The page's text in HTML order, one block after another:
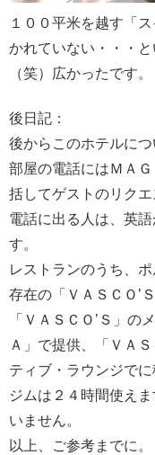
１００平米を越す「
かれていない・・・
（笑）広かったです。
後日記：
後からこのホテルにつ
部屋の電話にはＭＡ
括してゲストのリクエ
電話に出る人は、英
す。
レストランのうち、
存在の「ＶＡＳＣＯ’
「ＶＡＳＣＯ’Ｓ」の
Ａ」で提供、「ＶＡ
ティブ・ラウンジでに
ジムは２４時間使え
いません。
以上、ご参考までに。